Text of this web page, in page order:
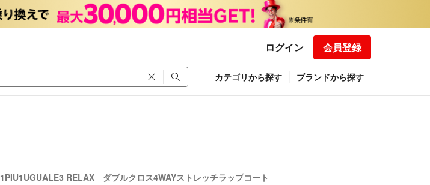
ログイン 会員登録
カテゴリから探す ブランドから探す
1PIU1UGUALE3 RELAX ダブルクロス4WAYストレッチラップコート